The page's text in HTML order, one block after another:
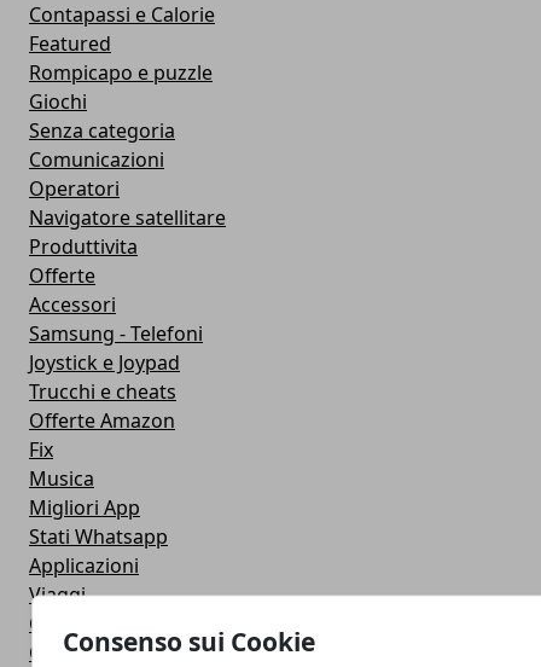
Consenso sui Cookie
Contapassi e Calorie
Featured
Rompicapo e puzzle
Giochi
Senza categoria
Comunicazioni
Operatori
Navigatore satellitare
Produttivita
Offerte
Accessori
Samsung - Telefoni
Joystick e Joypad
Trucchi e cheats
Offerte Amazon
Fix
Musica
Migliori App
Stati Whatsapp
Applicazioni
Viaggi
Galaxy Note 5
Google Play